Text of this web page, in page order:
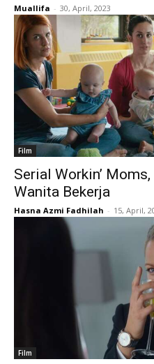
Muallifa - 30, April, 2023
Film
Serial Workin’
Wanita Bekerja
Hasna Azmi Fadhilah - 15, April,
Film